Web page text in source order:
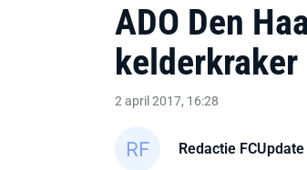
ADO Den
kelderkraker
2 april 2017, 16:28
Redactie FCUpdate